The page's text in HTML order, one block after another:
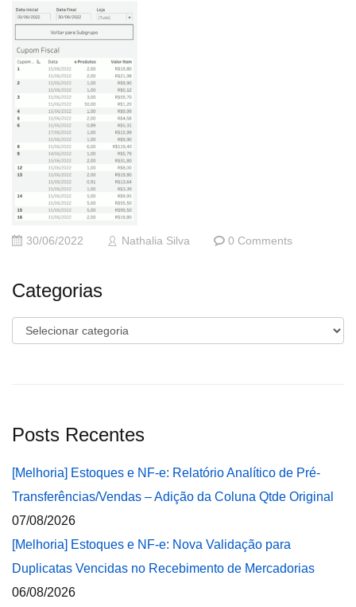
30/06/2022 Nathalia Silva 0 Comments
Categorias
Categorias
Posts Recentes
[Melhoria] Estoques e NF-e: Relatório Analítico de Pré-
Transferências/Vendas – Adição da Coluna Qtde Original
07/08/2026
[Melhoria] Estoques e NF-e: Nova Validação para
Duplicatas Vencidas no Recebimento de Mercadorias
06/08/2026